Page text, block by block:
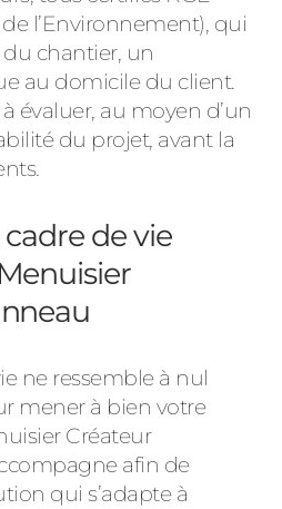
l’Environnement), qui
chantier, un
au domicile du client.
évaluer, au moyen d’un
du projet, avant la
de vie
ne ressemble à nul
mener à bien votre
Créateur
afin de
qui s’adapte à